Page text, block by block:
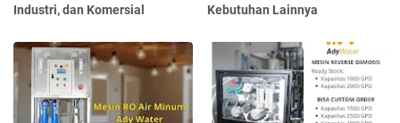
Industri, dan Komersial
Kebutuhan Lainnya